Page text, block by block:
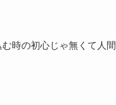
時の初心じゃ無くて人